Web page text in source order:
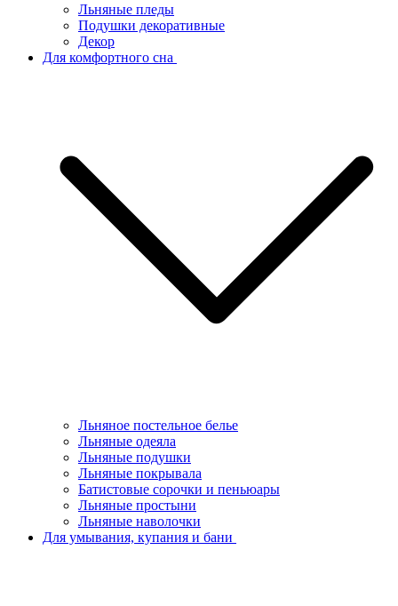
Льняные пледы
Подушки декоративные
Декор
Для комфортного сна
Льняное постельное белье
Льняные одеяла
Льняные подушки
Льняные покрывала
Батистовые сорочки и пеньюары
Льняные простыни
Льняные наволочки
Для умывания, купания и бани